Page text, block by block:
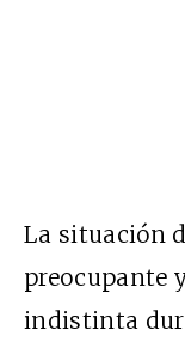
La situación
preocupante
indistinta